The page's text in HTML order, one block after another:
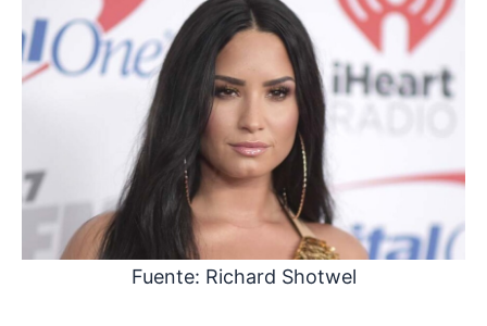
Fuente: Richard Shotwel